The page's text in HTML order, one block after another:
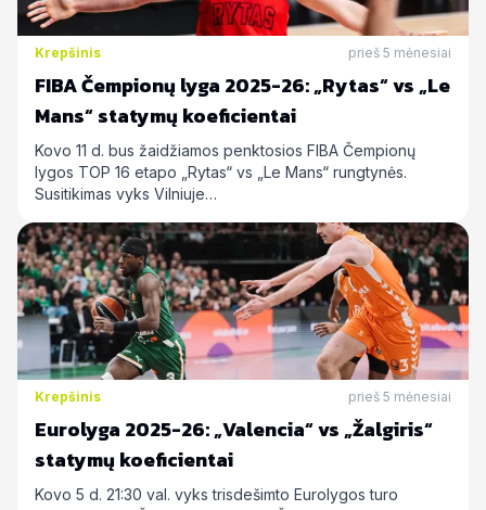
Krepšinis prieš 5 mėnesiai
FIBA Čempionų lyga 2025-26: „Rytas“ vs „Le
Mans“ statymų koeficientai
Kovo 11 d. bus žaidžiamos penktosios FIBA Čempionų
lygos TOP 16 etapo „Rytas“ vs „Le Mans“ rungtynės.
Susitikimas vyks Vilniuje…
Krepšinis prieš 5 mėnesiai
Eurolyga 2025-26: „Valencia“ vs „Žalgiris“
statymų koeficientai
Kovo 5 d. 21:30 val. vyks trisdešimto Eurolygos turo